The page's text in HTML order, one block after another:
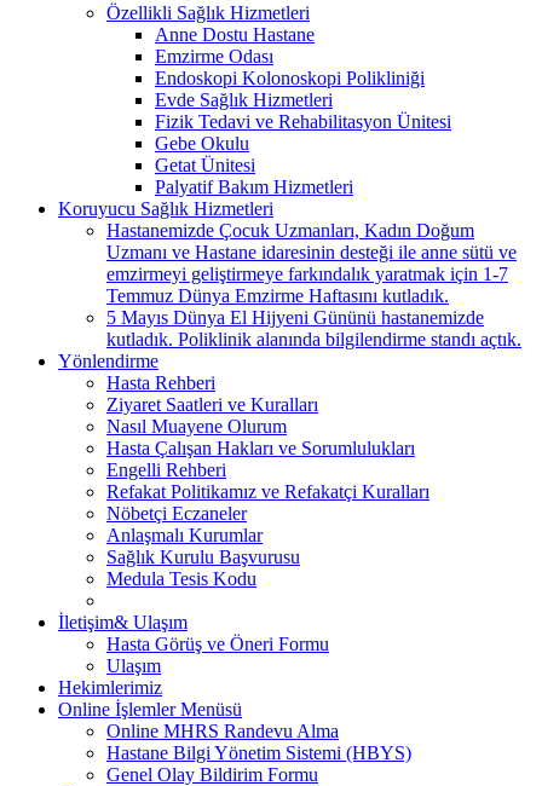
Özellikli Sağlık Hizmetleri
Anne Dostu Hastane
Emzirme Odası
Endoskopi Kolonoskopi Polikliniği
Evde Sağlık Hizmetleri
Fizik Tedavi ve Rehabilitasyon Ünitesi
Gebe Okulu
Getat Ünitesi
Palyatif Bakım Hizmetleri
Koruyucu Sağlık Hizmetleri
Hastanemizde Çocuk Uzmanları, Kadın Doğum
Uzmanı ve Hastane idaresinin desteği ile anne sütü ve
emzirmeyi geliştirmeye farkındalık yaratmak için 1-7
Temmuz Dünya Emzirme Haftasını kutladık.
5 Mayıs Dünya El Hijyeni Gününü hastanemizde
kutladık. Poliklinik alanında bilgilendirme standı açtık.
Yönlendirme
Hasta Rehberi
Ziyaret Saatleri ve Kuralları
Nasıl Muayene Olurum
Hasta Çalışan Hakları ve Sorumlulukları
Engelli Rehberi
Refakat Politikamız ve Refakatçi Kuralları
Nöbetçi Eczaneler
Anlaşmalı Kurumlar
Sağlık Kurulu Başvurusu
Medula Tesis Kodu
İletişim& Ulaşım
Hasta Görüş ve Öneri Formu
Ulaşım
Hekimlerimiz
Online İşlemler Menüsü
Online MHRS Randevu Alma
Hastane Bilgi Yönetim Sistemi (HBYS)
Genel Olay Bildirim Formu